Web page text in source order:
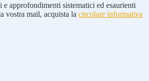
approfondimenti sistematici ed esaurienti
vostra mail, acquista la circolare informativa